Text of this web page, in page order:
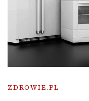
ZDROWIE.PL